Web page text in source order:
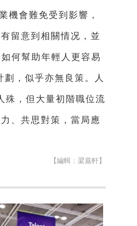
機會難免受到影響，
留意到相關情况，並
何幫助年輕人更容易
，似乎亦無良策。人
殊，但大量初階職位流
、共思對策，當局應
【編輯：梁嘉軒】